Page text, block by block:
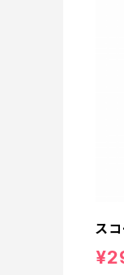
スコ